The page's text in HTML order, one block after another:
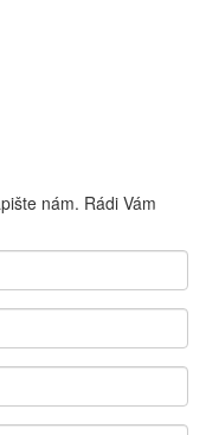
nám. Rádi Vám